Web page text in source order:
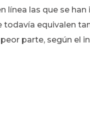
línea las que se
equivalen
parte, según el